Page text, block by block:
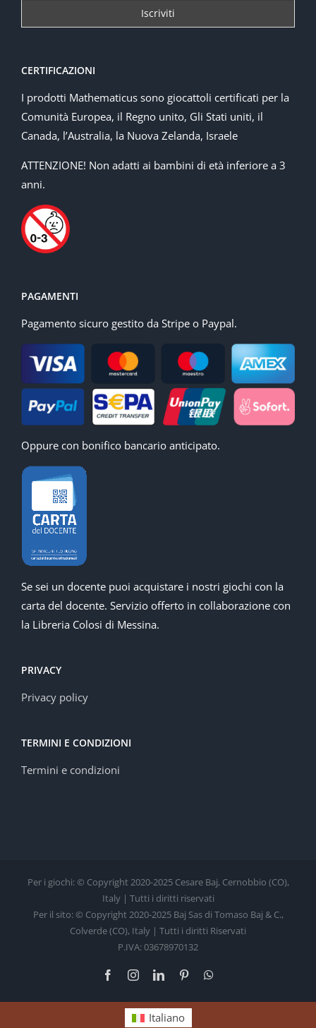
CERTIFICAZIONI
I prodotti Mathematicus sono giocattoli certificati per la
Comunità Europea, il Regno unito, Gli Stati uniti, il
Canada, l’Australia, la Nuova Zelanda, Israele
ATTENZIONE! Non adatti ai bambini di età inferiore a 3
anni.
PAGAMENTI
Pagamento sicuro gestito da Stripe o Paypal.
Oppure con bonifico bancario anticipato.
Se sei un docente puoi acquistare i nostri giochi con la
carta del docente. Servizio offerto in collaborazione con
la Libreria Colosi di Messina.
PRIVACY
Privacy policy
TERMINI E CONDIZIONI
Termini e condizioni
Per i giochi: © Copyright 2020-2025 Cesare Baj, Cernobbio (CO),
Italy | Tutti i diritti riservati
Per il sito: © Copyright 2020-2025 Baj Sas di Tomaso Baj & C.,
Colverde (CO), Italy | Tutti i diritti Riservati
P.IVA: 03678970132
FacebookInstagramLinkedInPinterest
Italiano